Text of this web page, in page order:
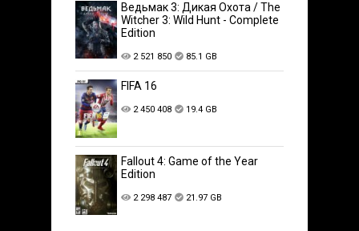
Ведьмак 3: Дикая Охота / The
Witcher 3: Wild Hunt - Complete
Edition
2 521 850 85.1 GB
FIFA 16
2 450 408 19.4 GB
Fallout 4: Game of the Year
Edition
2 298 487 21.97 GB